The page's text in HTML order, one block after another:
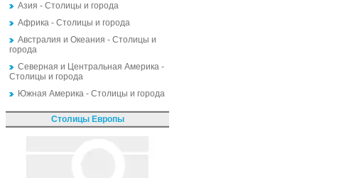
Азия - Столицы и города
Африка - Столицы и города
Австралия и Океания - Столицы и
города
Северная и Центральная Америка -
Столицы и города
Южная Америка - Столицы и города
Столицы Европы